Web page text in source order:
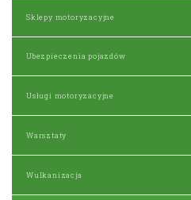
Sklepy motoryzacyjne
Ubezpieczenia pojazdów
Usługi motoryzacyjne
Warsztaty
Wulkanizacja